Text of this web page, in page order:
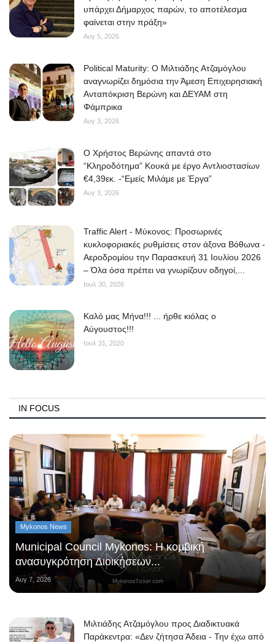
υπάρχει Δήμαρχος παρών, το αποτέλεσμα
φαίνεται στην πράξη»
Αυγ 5, 2026
Political Maturity: Ο Μιλτιάδης Ατζαμόγλου
αναγνωρίζει δημόσια την Άμεση Επιχειρησιακή
Ανταπόκριση Βερώνη και ΔΕΥΑΜ στη
Φάμπρικα
Αυγ 3, 2026
O Χρήστος Βερώνης απαντά στο
“Κληροδότημα” Κουκά με έργο Αντλιοστασίων
€4,39εκ. -“Εμείς Μιλάμε με Έργα”
Αυγ 3, 2026
Traffic Alert - Μύκονος: Προσωρινές
κυκλοφοριακές ρυθμίσεις στον άξονα Βόθωνα -
Αεροδρομίου την Παρασκευή 31 Ιουλίου 2026
– Όλα όσα πρέπει να γνωρίζουν οδηγοί,...
Ιουλ 30, 2026
Kαλό μας Μήνα!!! ... ήρθε κιόλας ο
Αύγουστος!!!
Ιουλ 31, 2020
IN FOCUS
Mykonos News
Municipal Council Mykonos: Η κομβική
ανασυγκρότηση Διοικήσεων...
Αυγ 7, 2026
Μιλτιάδης Ατζαμόγλου προς Διαδικτυακά
Παράκεντρα: «Δεν ζήτησα Άδεια - Την έχω από